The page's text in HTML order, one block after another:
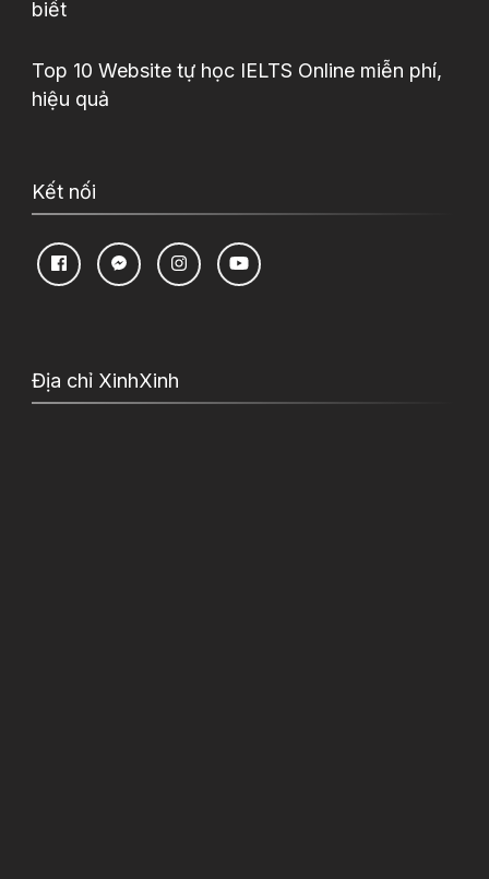
biết
Top 10 Website tự học IELTS Online miễn phí,
hiệu quả
Kết nối
Địa chỉ XinhXinh